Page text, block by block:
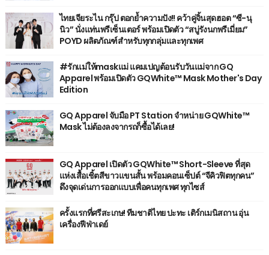
ไทยเจียระไน กรุ๊ป ตอกย้ำความปัง!! คว้าคู่จิ้นสุดฮอต “ซี-นุ
นิว” นั่งแท่นพรีเซ็นเตอร์ พร้อมเปิดตัว “สบู่รังนกพรีเมี่ยม”
POYD ผลิตภัณฑ์สำหรับทุกกลุ่มและทุกเพศ
#รักแม่ให้maskแม่ แคมเปญต้อนรับวันแม่จาก GQ
Apparel พร้อมเปิดตัว GQWhite™ Mask Mother's Day
Edition
GQ Apparel จับมือ PT Station จำหน่าย GQWhite™
Mask ไม่ต้องลงจากรถก็ซื้อได้เลย!
GQ Apparel เปิดตัว GQWhite™ Short-Sleeve ที่สุด
แห่งเสื้อเชิ้ตสีขาวแขนสั้น พร้อมคอนเซ็ปต์ “จีคิวฟิตทุกคน”
ดึงจุดเด่นการออกแบบเพื่อคนทุกเพศ ทุกไซส์
ครั้งแรกที่ศรีสะเกษ! ทีมชาติไทย ปะทะ เติร์กเมนิสถาน อุ่น
เครื่องฟีฟ่าเดย์